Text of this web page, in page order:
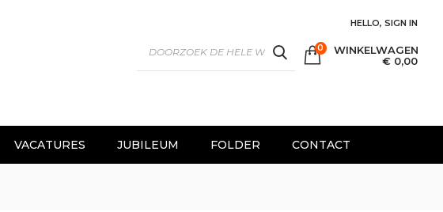
HELLO, SIGN IN
SEARCH WINKELWAGEN
€ 0,00
0
VACATURES JUBILEUM FOLDER CONTACT